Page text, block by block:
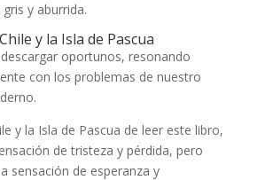
y aburrida.
y la Isla de Pascua
oportunos, resonando
con los problemas de nuestro
y la Isla de Pascua de leer este libro,
de tristeza y pérdida, pero
sensación de esperanza y